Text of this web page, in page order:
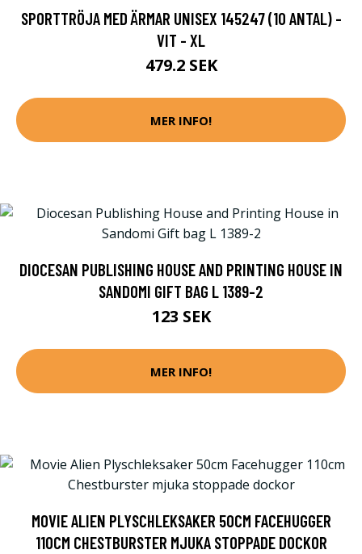
SPORTTRÖJA MED ÄRMAR UNISEX 145247 (10 ANTAL) -
VIT - XL
479.2 SEK
MER INFO!
DIOCESAN PUBLISHING HOUSE AND PRINTING HOUSE IN
SANDOMI GIFT BAG L 1389-2
123 SEK
MER INFO!
MOVIE ALIEN PLYSCHLEKSAKER 50CM FACEHUGGER
110CM CHESTBURSTER MJUKA STOPPADE DOCKOR